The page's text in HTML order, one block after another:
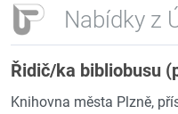
Nabídky z
Řidič/ka bibliobusu
Knihovna města Plzně,